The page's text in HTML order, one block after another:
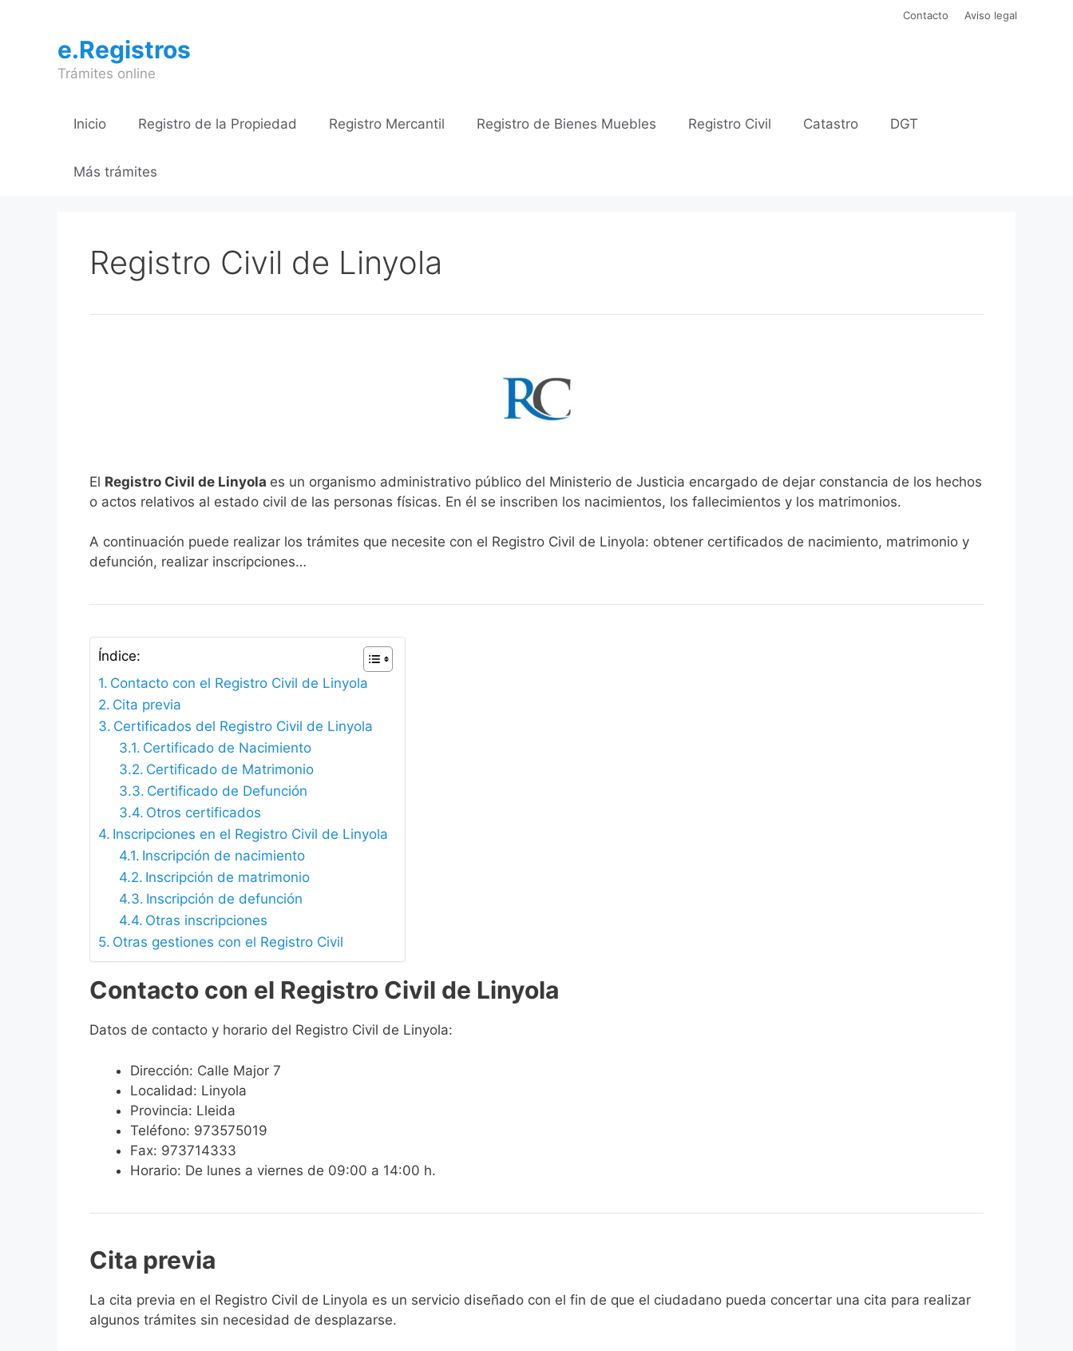
contenido
Contacto Aviso legal
e.Registros
Trámites online
Inicio Registro de la Propiedad Registro Mercantil Registro de Bienes Muebles Registro Civil Catastro DGT
Más trámites
Registro Civil de Linyola
El Registro Civil de Linyola es un organismo administrativo público del Ministerio de Justicia encargado de dejar constancia de los hechos
o actos relativos al estado civil de las personas físicas. En él se inscriben los nacimientos, los fallecimientos y los matrimonios.
A continuación puede realizar los trámites que necesite con el Registro Civil de Linyola: obtener certificados de nacimiento, matrimonio y
defunción, realizar inscripciones…
Índice:
Contacto con el Registro Civil de Linyola
Cita previa
Certificados del Registro Civil de Linyola
Certificado de Nacimiento
Certificado de Matrimonio
Certificado de Defunción
Otros certificados
Inscripciones en el Registro Civil de Linyola
Inscripción de nacimiento
Inscripción de matrimonio
Inscripción de defunción
Otras inscripciones
Otras gestiones con el Registro Civil
Contacto con el Registro Civil de Linyola
Datos de contacto y horario del Registro Civil de Linyola:
Dirección: Calle Major 7
Localidad: Linyola
Provincia: Lleida
Teléfono: 973575019
Fax: 973714333
Horario: De lunes a viernes de 09:00 a 14:00 h.
Cita previa
​​​​​​​​​​​​​​​​​​​​​​​​​​​​La cita previa en el Registro Civil de Linyola es un servicio diseñado con el fin de que el ciudadano pueda concertar una cita para realizar
algunos trámites sin necesidad de desplazarse.​